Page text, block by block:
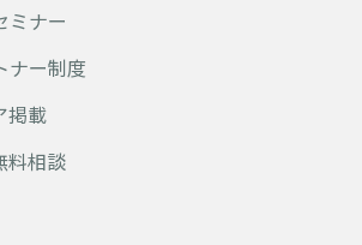
ミナー
ナー制度
掲載
料相談